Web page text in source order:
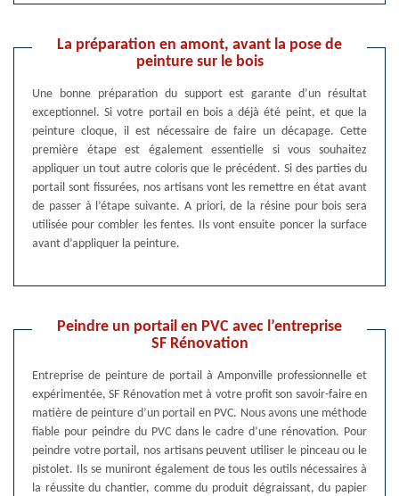
La préparation en amont, avant la pose de
peinture sur le bois
Une bonne préparation du support est garante d’un résultat
exceptionnel. Si votre portail en bois a déjà été peint, et que la
peinture cloque, il est nécessaire de faire un décapage. Cette
première étape est également essentielle si vous souhaitez
appliquer un tout autre coloris que le précédent. Si des parties du
portail sont fissurées, nos artisans vont les remettre en état avant
de passer à l’étape suivante. A priori, de la résine pour bois sera
utilisée pour combler les fentes. Ils vont ensuite poncer la surface
avant d’appliquer la peinture.
Peindre un portail en PVC avec l’entreprise
SF Rénovation
Entreprise de peinture de portail à Amponville professionnelle et
expérimentée, SF Rénovation met à votre profit son savoir-faire en
matière de peinture d’un portail en PVC. Nous avons une méthode
fiable pour peindre du PVC dans le cadre d’une rénovation. Pour
peindre votre portail, nos artisans peuvent utiliser le pinceau ou le
pistolet. Ils se muniront également de tous les outils nécessaires à
la réussite du chantier, comme du produit dégraissant, du papier